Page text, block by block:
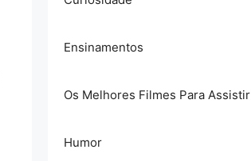
Ensinamentos
Os Melhores Filmes Para Assistir
Humor